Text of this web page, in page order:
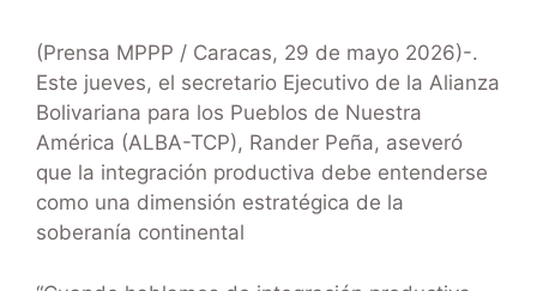
(Prensa MPPP / Caracas, 29 de mayo 2026)-.
Este jueves, el secretario Ejecutivo de la Alianza
Bolivariana para los Pueblos de Nuestra
América (ALBA-TCP), Rander Peña, aseveró
que la integración productiva debe entenderse
como una dimensión estratégica de la
soberanía continental